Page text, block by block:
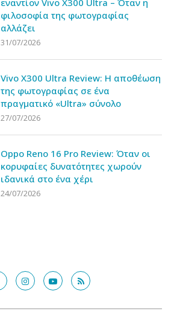
εναντίον Vivo X300 Ultra – Όταν η
φιλοσοφία της φωτογραφίας
αλλάζει
31/07/2026
Vivo X300 Ultra Review: Η αποθέωση
της φωτογραφίας σε ένα
πραγματικό «Ultra» σύνολο
27/07/2026
Oppo Reno 16 Pro Review: Όταν οι
κορυφαίες δυνατότητες χωρούν
ιδανικά στο ένα χέρι
24/07/2026